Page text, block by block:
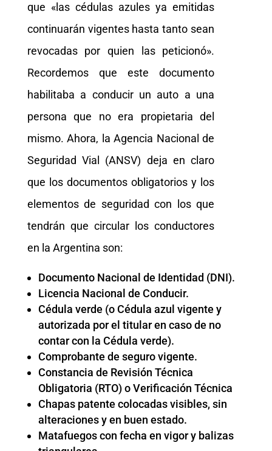
que «las cédulas azules ya emitidas
continuarán vigentes hasta tanto sean
revocadas por quien las peticionó».
Recordemos que este documento
habilitaba a conducir un auto a una
persona que no era propietaria del
mismo. Ahora, la Agencia Nacional de
Seguridad Vial (ANSV) deja en claro
que los documentos obligatorios y los
elementos de seguridad con los que
tendrán que circular los conductores
en la Argentina son:
Documento Nacional de Identidad (DNI).
Licencia Nacional de Conducir.
Cédula verde (o Cédula azul vigente y
autorizada por el titular en caso de no
contar con la Cédula verde).
Comprobante de seguro vigente.
Constancia de Revisión Técnica
Obligatoria (RTO) o Verificación Técnica
Chapas patente colocadas visibles, sin
alteraciones y en buen estado.
Matafuegos con fecha en vigor y balizas